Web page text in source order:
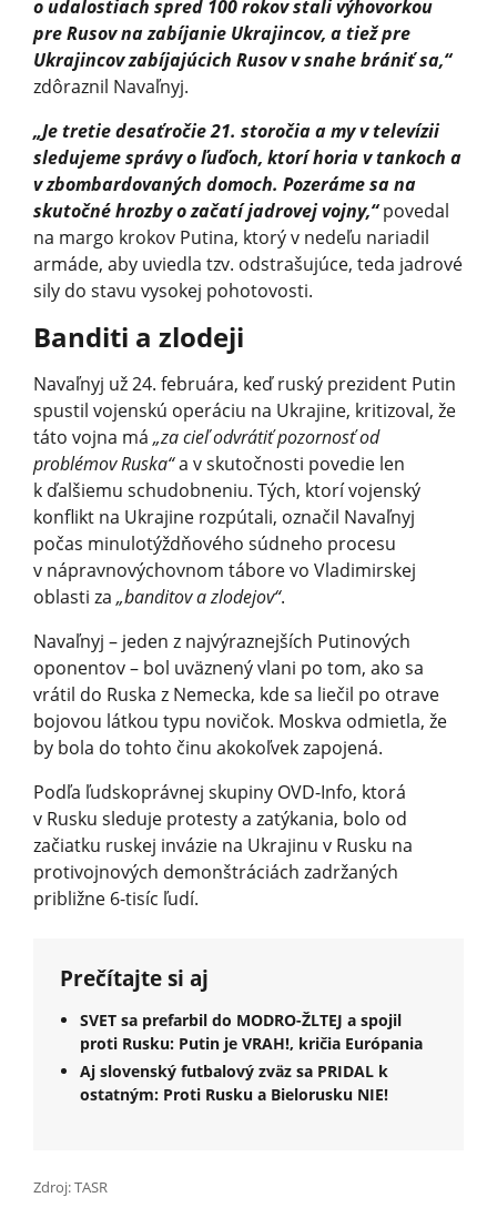
o udalostiach spred 100 rokov stali výhovorkou
pre Rusov na zabíjanie Ukrajincov, a tiež pre
Ukrajincov zabíjajúcich Rusov v snahe brániť sa,“
zdôraznil Navaľnyj.
„Je tretie desaťročie 21. storočia a my v televízii
sledujeme správy o ľuďoch, ktorí horia v tankoch a
v zbombardovaných domoch. Pozeráme sa na
skutočné hrozby o začatí jadrovej vojny,“povedal
na margo krokov Putina, ktorý v nedeľu nariadil
armáde, aby uviedla tzv. odstrašujúce, teda jadrové
sily do stavu vysokej pohotovosti.
Banditi a zlodeji
Navaľnyj už 24. februára, keď ruský prezident Putin
spustil vojenskú operáciu na Ukrajine, kritizoval, že
táto vojna má „za cieľ odvrátiť pozornosť od
problémov Ruska“a v skutočnosti povedie len
k ďalšiemu schudobneniu. Tých, ktorí vojenský
konflikt na Ukrajine rozpútali, označil Navaľnyj
počas minulotýždňového súdneho procesu
v nápravnovýchovnom tábore vo Vladimirskej
oblasti za „banditov a zlodejov“.
Navaľnyj – jeden z najvýraznejších Putinových
oponentov – bol uväznený vlani po tom, ako sa
vrátil do Ruska z Nemecka, kde sa liečil po otrave
bojovou látkou typu novičok. Moskva odmietla, že
by bola do tohto činu akokoľvek zapojená.
Podľa ľudskoprávnej skupiny OVD-Info, ktorá
v Rusku sleduje protesty a zatýkania, bolo od
začiatku ruskej invázie na Ukrajinu v Rusku na
protivojnových demonštráciách zadržaných
približne 6-tisíc ľudí.
Prečítajte si aj
SVET sa prefarbil do MODRO-ŽLTEJ a spojil
proti Rusku: Putin je VRAH!, kričia Európania
Aj slovenský futbalový zväz sa PRIDAL k
ostatným: Proti Rusku a Bielorusku NIE!
Zdroj: TASR